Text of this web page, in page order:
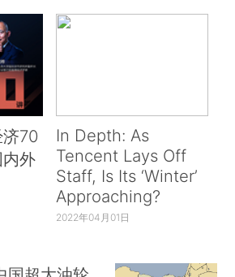
70
外
In Depth: As
Tencent Lays Off
Staff, Is Its ‘Winter’
Approaching?
2022年04月01日